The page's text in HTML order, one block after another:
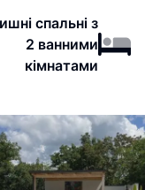
спальні з
2 ванними
кімнатами